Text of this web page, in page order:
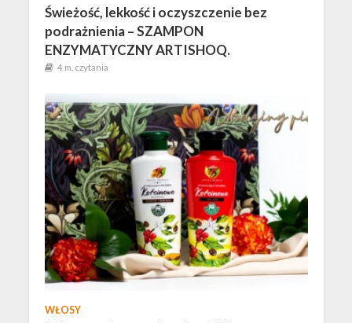
Świeżość, lekkość i oczyszczenie bez
podrażnienia – SZAMPON
ENZYMATYCZNY ARTISHOQ.
4 m. czytania
WŁOSY